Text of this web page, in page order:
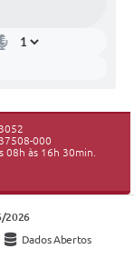
000
às 16h 30min.
2026
Dados Abertos